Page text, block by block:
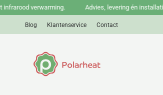
verwarming. Advies, levering én installatie -
Blog Klantenservice Contact